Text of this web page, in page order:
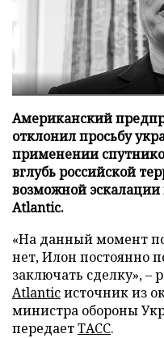
Американский
отклонил просьбу
применении
вглубь российской
возможной
Atlantic.
«На данный момент
нет, Илон постоянно
заключать сделку», –
Atlanticисточник из
министра обороны
передаетТАСС.